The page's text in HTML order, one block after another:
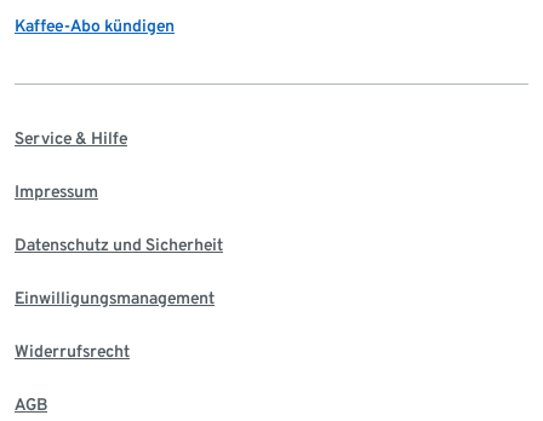
Kaffee-Abo kündigen
Service & Hilfe
Impressum
Datenschutz und Sicherheit
Einwilligungsmanagement
Widerrufsrecht
AGB